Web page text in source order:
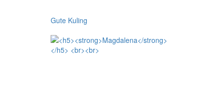
Gute Kuling